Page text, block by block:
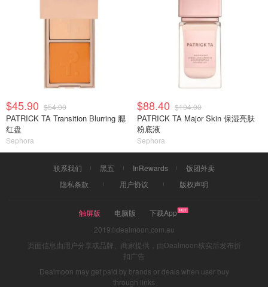
$45.90 $54.00
PATRICK TA Transition Blurring 腮
红盘
Sephora
$88.40 $104.00
PATRICK TA Major Skin 保湿亮肤
粉底液
Sephora
联系我们 黑五 InRewards
饭团外卖
隐私条款
用户协议 版权声明
触屏版 电脑版
下载App
2019©dealmoon.com.au
页面信息由用户分享或品牌、商家提供，由Dealmoon核实后发布折
扣广告
Dealmoon may get paid by brands or deals when user buy
through links